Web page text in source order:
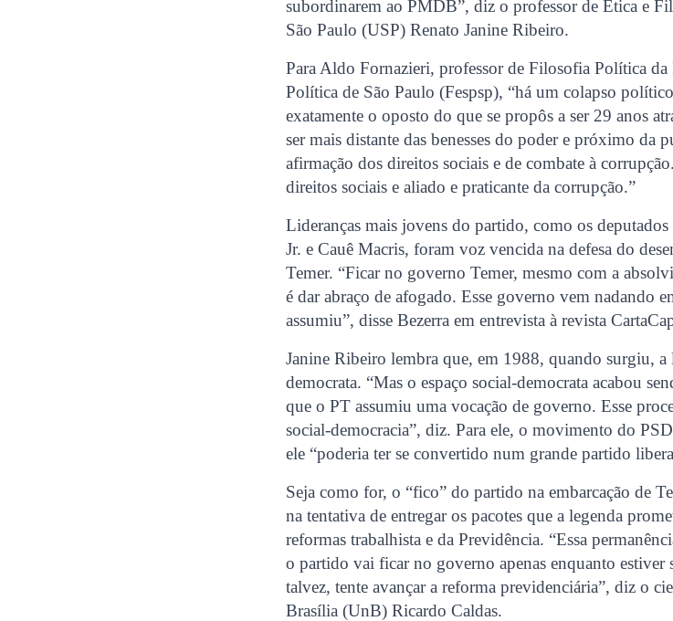
subordinarem ao PMDB”, diz o professor de Ética e
São Paulo (USP) Renato Janine Ribeiro.
Para Aldo Fornazieri, professor de Filosofia Política
Política de São Paulo (Fespsp), “há um colapso
exatamente o oposto do que se propôs a ser 29 anos
ser mais distante das benesses do poder e próximo da
afirmação dos direitos sociais e de combate à
direitos sociais e aliado e praticante da corrupção.”
Lideranças mais jovens do partido, como os deputados
Jr. e Cauê Macris, foram voz vencida na defesa do
Temer. “Ficar no governo Temer, mesmo com a
é dar abraço de afogado. Esse governo vem nadando
assumiu”, disse Bezerra em entrevista à revista
Janine Ribeiro lembra que, em 1988, quando surgiu, a
democrata. “Mas o espaço social-democrata acabou
que o PT assumiu uma vocação de governo. Esse
social-democracia”, diz. Para ele, o movimento do
ele “poderia ter se convertido num grande partido
Seja como for, o “fico” do partido na embarcação de
na tentativa de entregar os pacotes que a legenda
reformas trabalhista e da Previdência. “Essa
o partido vai ficar no governo apenas enquanto estiver
talvez, tente avançar a reforma previdenciária”, diz o
Brasília (UnB) Ricardo Caldas.